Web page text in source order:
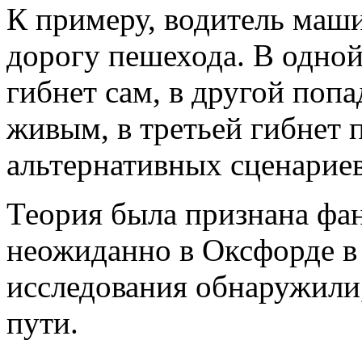
К примеру, водитель
дорогу пешехода. В
гибнет сам, в другой
живым, в третьей гибнет
альтернативных
Теория была признана
неожиданно в Оксфорде в
исследования
пути.